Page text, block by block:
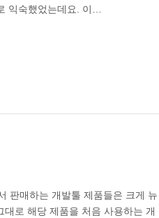
익숙했었는데요. 이…
판매하는 개발툴 제품들은 크게 뉴
로 해당 제품을 처음 사용하는 개